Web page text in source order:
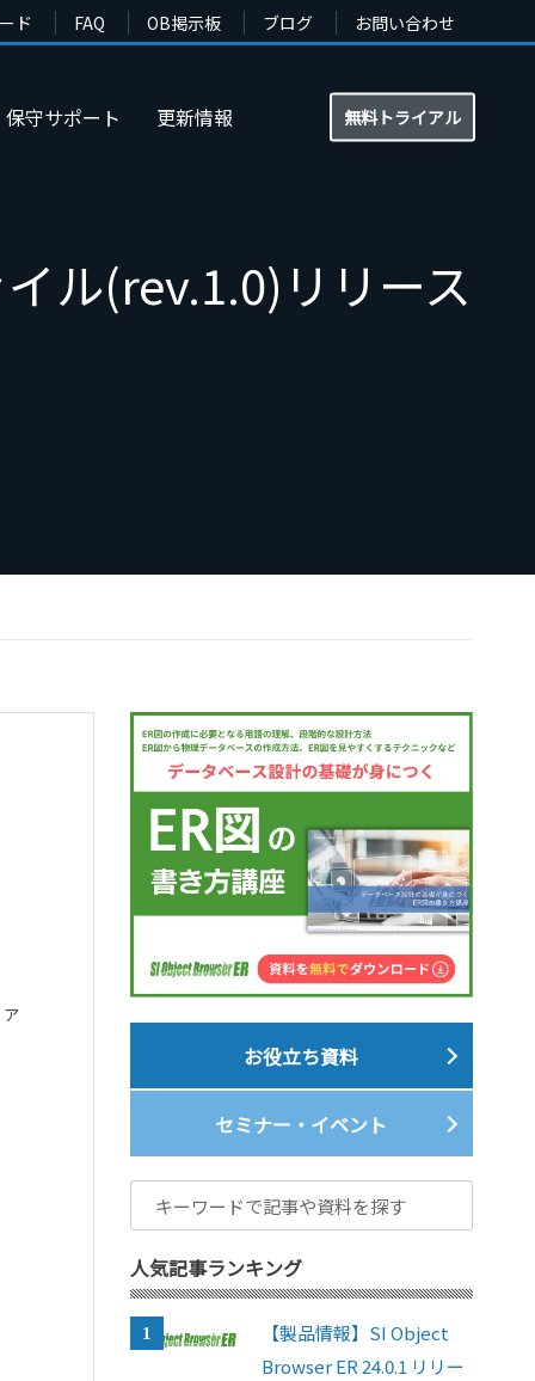
ド FAQ OB掲示板 ブログ お問い合わせ
保守サポート 更新情報 無料トライアル
ル(rev.1.0)リリース
お役立ち資料
セミナー・イベント
人気記事ランキング
【製品情報】SI Object
Browser ER 24.0.1 リリー